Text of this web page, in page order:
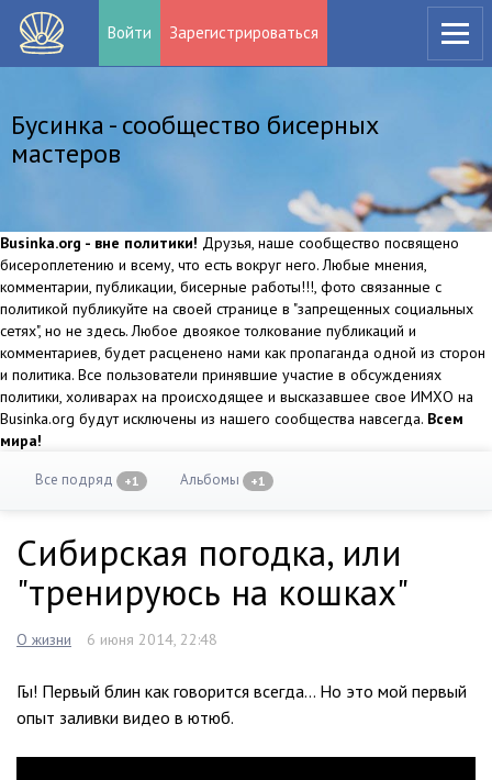
Войти Зарегистрироваться
Бусинка - сообщество бисерных
мастеров
Businka.org - вне политики! Друзья, наше сообщество посвящено
бисероплетению и всему, что есть вокруг него. Любые мнения,
комментарии, публикации, бисерные работы!!!, фото связанные с
политикой публикуйте на своей странице в "запрещенных социальных
сетях", но не здесь. Любое двоякое толкование публикаций и
комментариев, будет расценено нами как пропаганда одной из сторон
и политика. Все пользователи принявшие участие в обсуждениях
политики, холиварах на происходящее и высказавшее свое ИМХО на
Businka.org будут исключены из нашего сообщества навсегда. Всем
мира!
Все подряд +1 Альбомы +1
Сибирская погодка, или
"тренируюсь на кошках"
О жизни 6 июня 2014, 22:48
Гы! Первый блин как говорится всегда… Но это мой первый
опыт заливки видео в ютюб.